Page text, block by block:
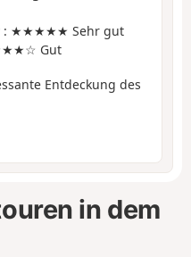
: ★★★★★ Sehr gut
Gut
Entdeckung des
in dem